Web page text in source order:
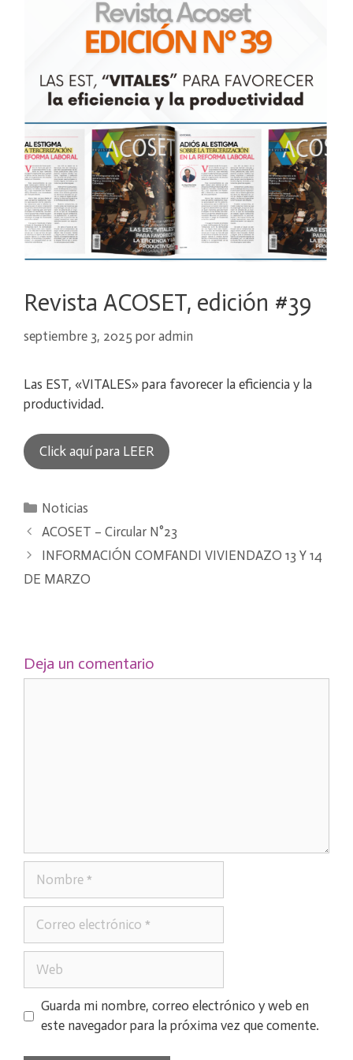
Revista ACOSET, edición #39
septiembre 3, 2025 por admin
Las EST, «VITALES» para favorecer la eficiencia y la
productividad.
Click aquí para LEER
Categorías
Noticias
ACOSET – Circular N°23
INFORMACIÓN COMFANDI VIVIENDAZO 13 Y 14
DE MARZO
Deja un comentario
Nombre
Guarda mi nombre, correo electrónico y web en
este navegador para la próxima vez que comente.